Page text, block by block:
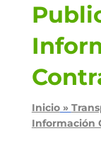
Inicio»
Información